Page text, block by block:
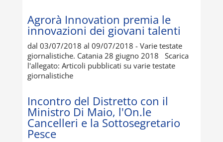
Agrorà Innovation premia le
innovazioni dei giovani talenti
dal 03/07/2018 al 09/07/2018 - Varie testate
giornalistiche. Catania 28 giugno 2018 Scarica
l'allegato: Articoli pubblicati su varie testate
giornalistiche
Incontro del Distretto con il
Ministro Di Maio, l'On.le
Cancelleri e la Sottosegretario
Pesce